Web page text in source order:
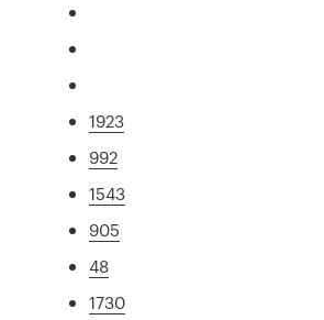
1923
992
1543
905
48
1730